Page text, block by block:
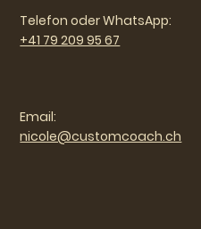
Telefon oder WhatsApp:
+41 79 209 95 67
Email:
nicole@customcoach.ch